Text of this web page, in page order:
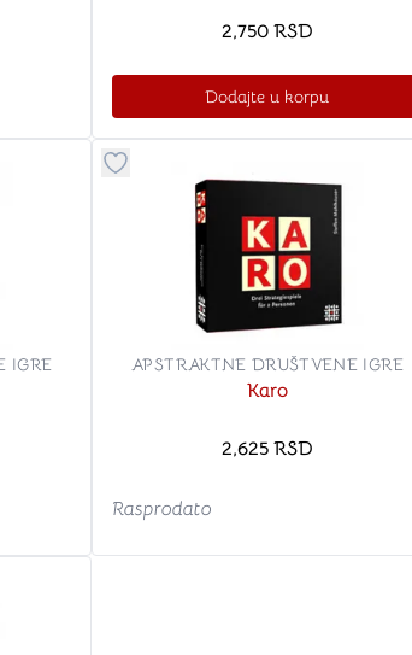
2,750 RSD
Dodajte u korpu
kategoriju omiljeno
IGRE
Dugme za dodavanje stvari u
APSTRAKTNE DRUŠTVENE IGRE
Karo
2,625 RSD
Rasprodato
kategoriju omiljeno